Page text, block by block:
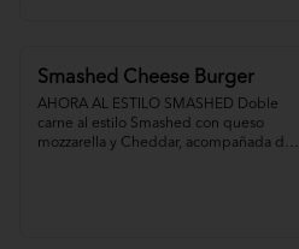
Smashed Cheese Burger
AHORA AL ESTILO SMASHED Doble
carne al estilo Smashed con queso
mozzarella y Cheddar, acompañada de